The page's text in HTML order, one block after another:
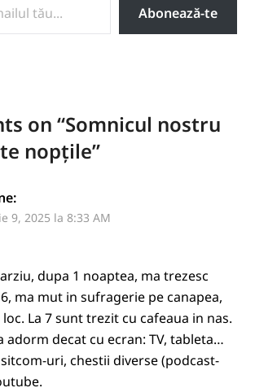
Abonează-te
on “Somnicul nostru
nopțile”
9, 2025 la 8:33 AM
dupa 1 noaptea, ma trezesc
ma mut in sufragerie pe canapea,
La 7 sunt trezit cu cafeaua in nas.
adorm decat cu ecran: TV, tableta…
uri, chestii diverse (podcast-